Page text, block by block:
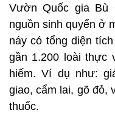
Vườn Quốc gia Bù
nguồn sinh quyển ở
náy có tổng diện
gần 1.200 loài thực
hiếm. Ví dụ như:
giao, cẩm lai, gõ đỏ,
thuốc.